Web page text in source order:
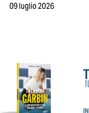
09 luglio 2026